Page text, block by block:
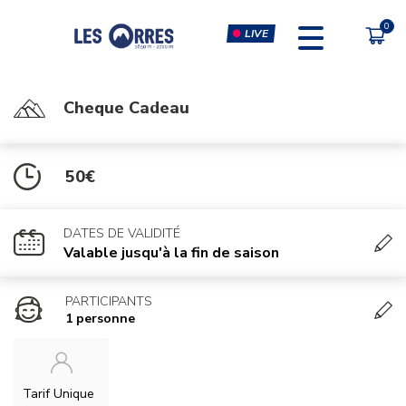
LIVE
Cheque Cadeau
50€
DATES DE VALIDITÉ
Valable jusqu'à la fin de saison
PARTICIPANTS
1 personne
Tarif Unique
PASS MULTI ACTIVITÉS
PÔLE SPORT INNOVATION
ESCALADE & CLIP'N CLIMB
CARDIO & COURS DE FITNESS
SIMULATEURS EN RÉALITÉ
MASSAGES